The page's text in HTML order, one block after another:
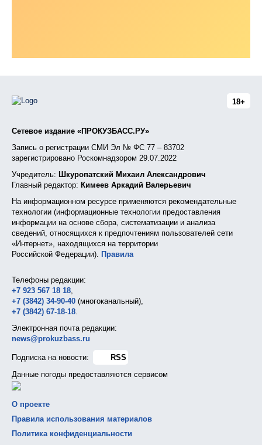
18+
Сетевое издание «ПРОКУЗБАСС.РУ»
Запись о регистрации СМИ Эл № ФС 77 – 83702
зарегистрировано Роскомнадзором 29.07.2022
Учредитель: Шкуропатский Михаил Александрович
Главный редактор: Кимеев Аркадий Валерьевич
На информационном ресурсе применяются рекомендательные
технологии (информационные технологии предоставления
информации на основе сбора, систематизации и анализа
сведений, относящихся к предпочтениям пользователей сети
«Интернет», находящихся на территории
Российской Федерации). Правила
Телефоны редакции:
+7 923 567 18 18,
+7 (3842) 34-90-40 (многоканальный),
+7 (3842) 67-18-18.
Электронная почта редакции:
news@prokuzbass.ru
Подписка на новости:
RSS
Данные погоды предоставляются сервисом
О проекте
Правила использования материалов
Политика конфиденциальности